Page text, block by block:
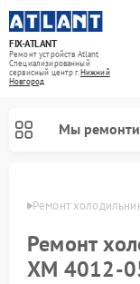
FIX-ATLANT
Ремонт устройств Atlant
Специализированный
cервисный центр г.Нижний
Новгород
Мы
Ремонт
Ремонт
ХМ 4012-